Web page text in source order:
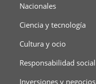
Nacionales
Ciencia y tecnología
Cultura y ocio
Responsabilidad social
Inversiones y negocios